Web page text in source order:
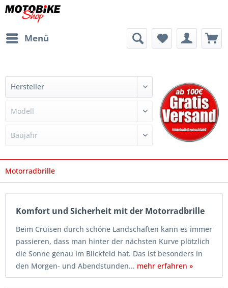
Menü
Motorradbrille
Komfort und Sicherheit mit der Motorradbrille
Beim Cruisen durch schöne Landschaften kann es immer
passieren, dass man hinter der nächsten Kurve plötzlich
die Sonne genau im Blickfeld hat. Das ist besonders in
den Morgen- und Abendstunden... mehr erfahren »